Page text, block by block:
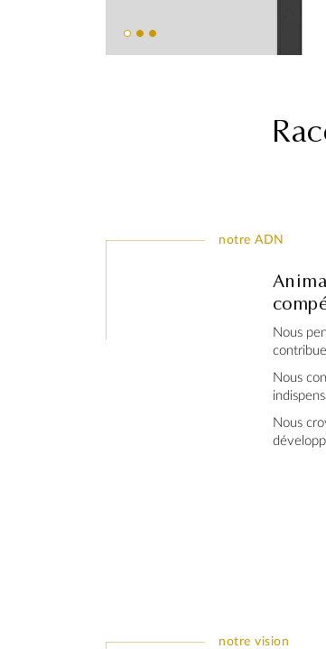
notre ADN
Nous
Nous
Nous
notre vision